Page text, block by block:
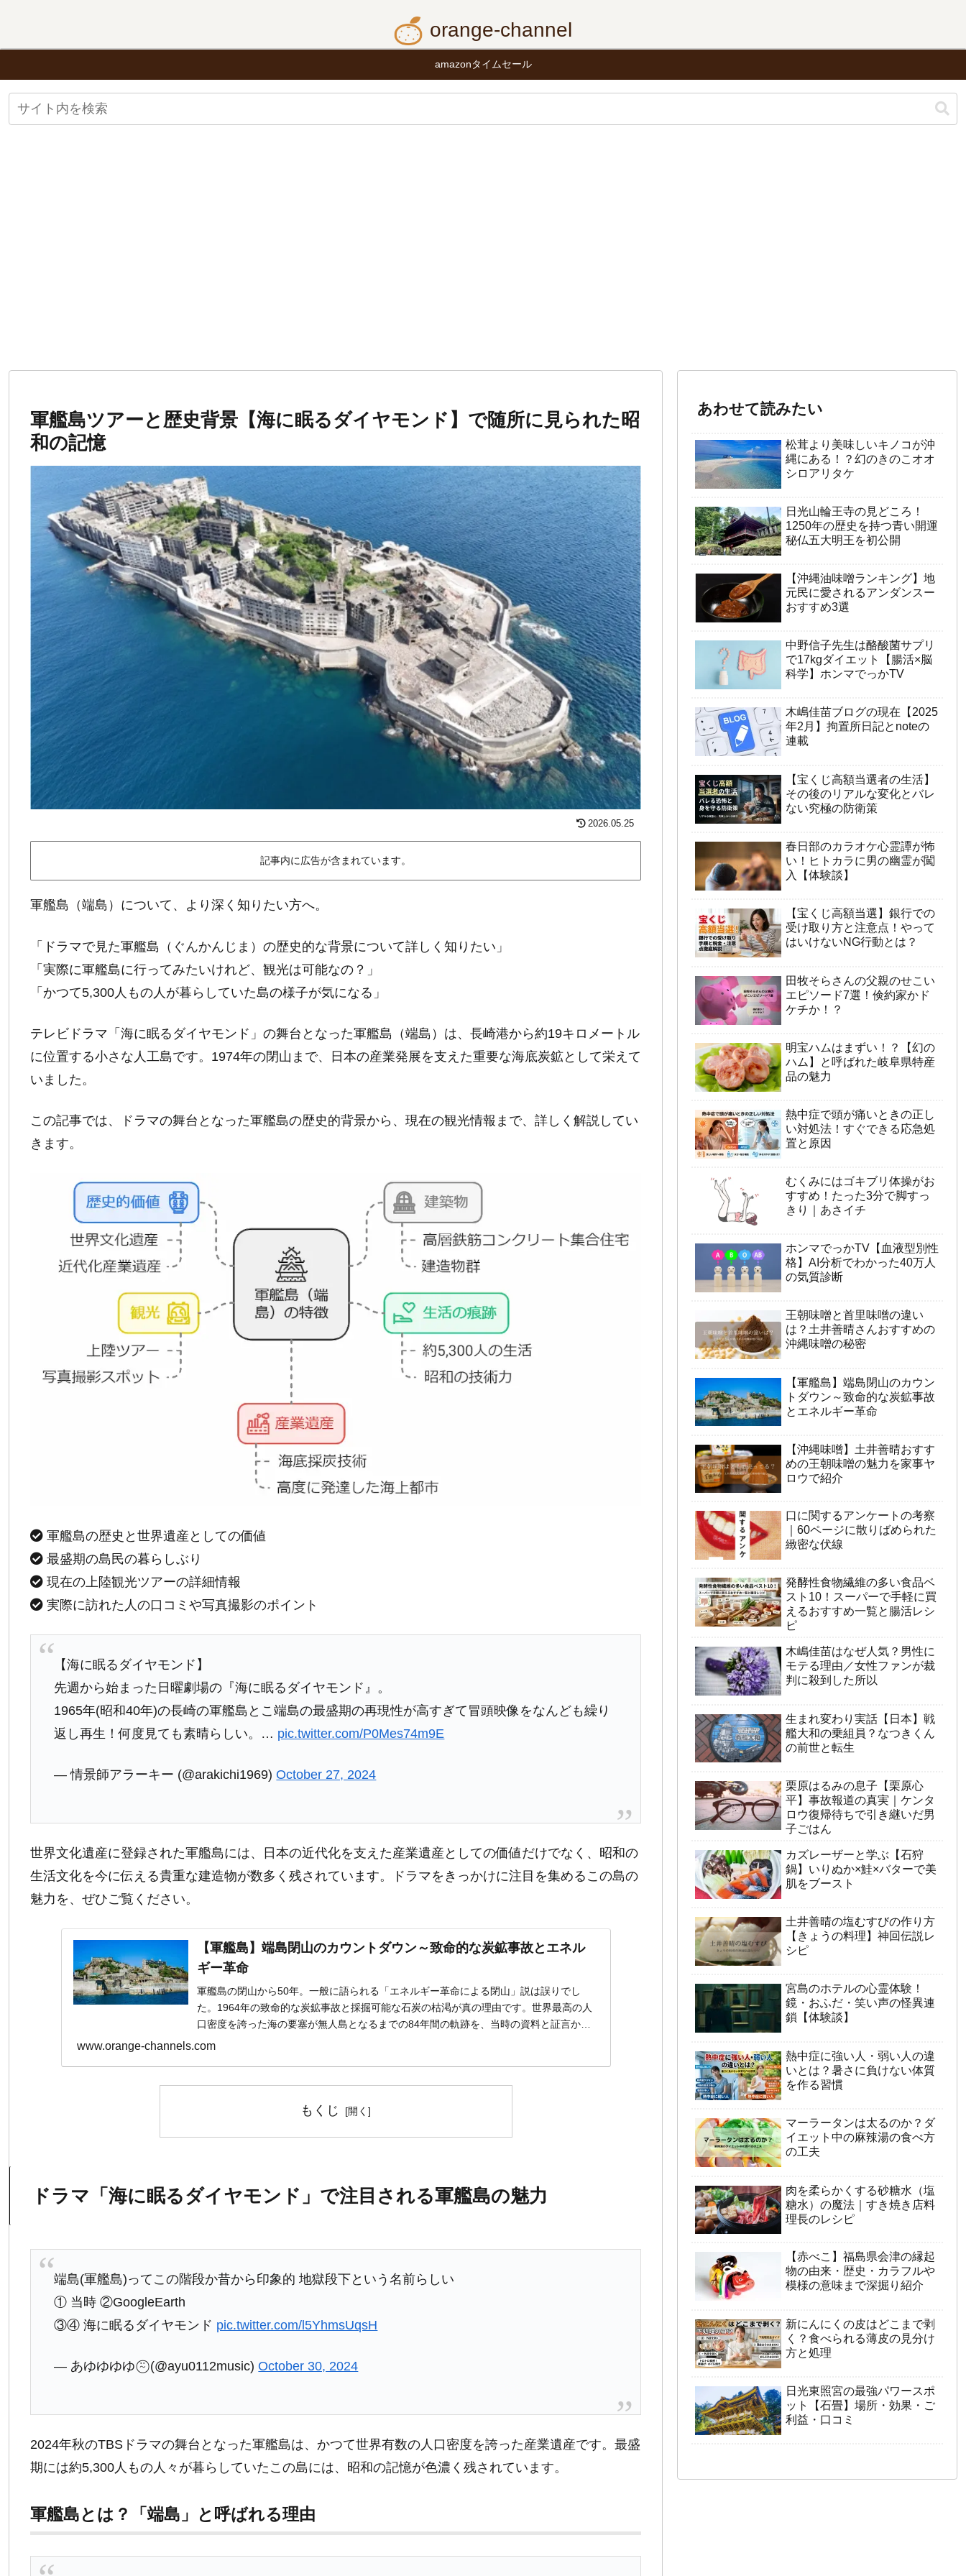
orange-channel
amazonタイムセール
軍艦島ツアーと歴史背景【海に眠るダイヤモンド】で随所に見られた昭
和の記憶
2026.05.25
記事内に広告が含まれています。
軍艦島（端島）について、より深く知りたい方へ。
「ドラマで見た軍艦島（ぐんかんじま）の歴史的な背景について詳しく知りたい」
「実際に軍艦島に行ってみたいけれど、観光は可能なの？」
「かつて5,300人もの人が暮らしていた島の様子が気になる」
テレビドラマ「海に眠るダイヤモンド」の舞台となった軍艦島（端島）は、長崎港から約19キロメートル
に位置する小さな人工島です。1974年の閉山まで、日本の産業発展を支えた重要な海底炭鉱として栄えて
いました。
この記事では、ドラマの舞台となった軍艦島の歴史的背景から、現在の観光情報まで、詳しく解説してい
きます。
軍艦島の歴史と世界遺産としての価値
最盛期の島民の暮らしぶり
現在の上陸観光ツアーの詳細情報
実際に訪れた人の口コミや写真撮影のポイント
【海に眠るダイヤモンド】
先週から始まった日曜劇場の『海に眠るダイヤモンド』。
1965年(昭和40年)の長崎の軍艦島とこ端島の最盛期の再現性が高すぎて冒頭映像をなんども繰り
返し再生！何度見ても素晴らしい。… pic.twitter.com/P0Mes74m9E
— 情景師アラーキー (@arakichi1969)October 27, 2024
世界文化遺産に登録された軍艦島には、日本の近代化を支えた産業遺産としての価値だけでなく、昭和の
生活文化を今に伝える貴重な建造物が数多く残されています。ドラマをきっかけに注目を集めるこの島の
魅力を、ぜひご覧ください。
【軍艦島】端島閉山のカウントダウン～致命的な炭鉱事故とエネル
ギー革命
軍艦島の閉山から50年。一般に語られる「エネルギー革命による閉山」説は誤りでし
た。1964年の致命的な炭鉱事故と採掘可能な石炭の枯渇が真の理由です。世界最高の人
口密度を誇った海の要塞が無人島となるまでの84年間の軌跡を、当時の資料と証言から
解き明かします。
www.orange-channels.com
もくじ
ドラマ「海に眠るダイヤモンド」で注目される軍艦島の魅力
端島(軍艦島)ってこの階段か昔から印象的 地獄段下という名前らしい
① 当時 ②GoogleEarth
③④ 海に眠るダイヤモンド pic.twitter.com/l5YhmsUqsH
— あゆゆゆゆ ⍨⃝ (@ayu0112music)October 30, 2024
2024年秋のTBSドラマの舞台となった軍艦島は、かつて世界有数の人口密度を誇った産業遺産です。最盛
期には約5,300人もの人々が暮らしていたこの島には、昭和の記憶が色濃く残されています。
軍艦島とは？「端島」と呼ばれる理由
あわせて読みたい
松茸より美味しいキノコが沖
縄にある！？幻のきのこオオ
シロアリタケ
日光山輪王寺の見どころ！
1250年の歴史を持つ青い開運
秘仏五大明王を初公開
【沖縄油味噌ランキング】地
元民に愛されるアンダンスー
おすすめ3選
中野信子先生は酪酸菌サプリ
で17kgダイエット【腸活×脳
科学】ホンマでっかTV
木嶋佳苗ブログの現在【2025
年2月】拘置所日記とnoteの
連載
【宝くじ高額当選者の生活】
その後のリアルな変化とバレ
ない究極の防衛策
春日部のカラオケ心霊譚が怖
い！ヒトカラに男の幽霊が闖
入【体験談】
【宝くじ高額当選】銀行での
受け取り方と注意点！やって
はいけないNG行動とは？
田牧そらさんの父親のせこい
エピソード7選！倹約家かド
ケチか！？
明宝ハムはまずい！？【幻の
ハム】と呼ばれた岐阜県特産
品の魅力
熱中症で頭が痛いときの正し
い対処法！すぐできる応急処
置と原因
むくみにはゴキブリ体操がお
すすめ！たった3分で脚すっ
きり｜あさイチ
ホンマでっかTV【血液型別性
格】AI分析でわかった40万人
の気質診断
王朝味噌と首里味噌の違い
は？土井善晴さんおすすめの
沖縄味噌の秘密
【軍艦島】端島閉山のカウン
トダウン～致命的な炭鉱事故
とエネルギー革命
【沖縄味噌】土井善晴おすす
めの王朝味噌の魅力を家事ヤ
ロウで紹介
口に関するアンケートの考察
｜60ページに散りばめられた
緻密な伏線
発酵性食物繊維の多い食品ベ
スト10！スーパーで手軽に買
えるおすすめ一覧と腸活レシ
ピ
木嶋佳苗はなぜ人気？男性に
モテる理由／女性ファンが裁
判に殺到した所以
生まれ変わり実話【日本】戦
艦大和の乗組員？なつきくん
の前世と転生
栗原はるみの息子【栗原心
平】事故報道の真実｜ケンタ
ロウ復帰待ちで引き継いだ男
子ごはん
カズレーザーと学ぶ【石狩
鍋】いりぬか×鮭×バターで美
肌をブースト
土井善晴の塩むすびの作り方
【きょうの料理】神回伝説レ
シピ
宮島のホテルの心霊体験！
鏡・おふだ・笑い声の怪異連
鎖【体験談】
熱中症に強い人・弱い人の違
いとは？暑さに負けない体質
を作る習慣
マーラータンは太るのか？ダ
イエット中の麻辣湯の食べ方
の工夫
肉を柔らかくする砂糖水（塩
糖水）の魔法｜すき焼き店料
理長のレシピ
【赤べこ】福島県会津の縁起
物の由来・歴史・カラフルや
模様の意味まで深掘り紹介
新にんにくの皮はどこまで剥
く？食べられる薄皮の見分け
方と処理
日光東照宮の最強パワースポ
ット【石畳】場所・効果・ご
利益・口コミ